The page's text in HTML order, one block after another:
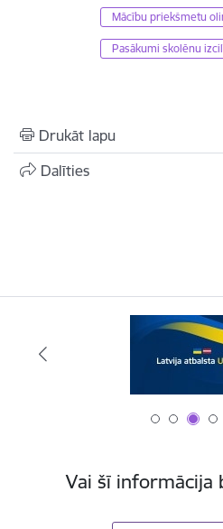
Mācību priekšmetu
Pasākumi skolēnu
Drukāt lapu
Dalīties
Vai šī informācija